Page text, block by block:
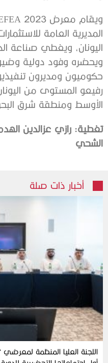
المديرية العامة
اليونان، ويغطي صناعة
ويحضره وفود دولية
حكوميون ومديرون
رفيعو المستوى من
الأوسط ومنطقة شرق
تغطية: رازي عزالدين
الشحي
أخبار ذات صلة